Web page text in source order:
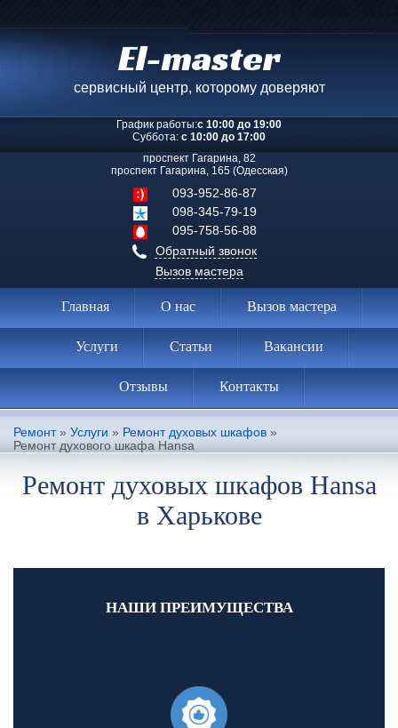
El-master
сервисный центр, которому доверяют
График работы:с 10:00 до 19:00
Суббота: с 10:00 до 17:00
проспект Гагарина, 82
проспект Гагарина, 165 (Одесская)
093-952-86-87
098-345-79-19
095-758-56-88
Обратный звонок
Вызов мастера
Главная О нас Вызов мастера
Услуги Статьи Вакансии
Отзывы Контакты
Ремонт» Услуги » Ремонт духовых шкафов »
Ремонт духового шкафа Hansa
Ремонт духовых шкафов Hansa
в Харькове
НАШИ ПРЕИМУЩЕСТВА